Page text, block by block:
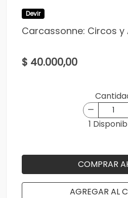
Devir
Carcassonne: Circos y
$ 40.000,00
1
COMPRAR
AGREGAR AL